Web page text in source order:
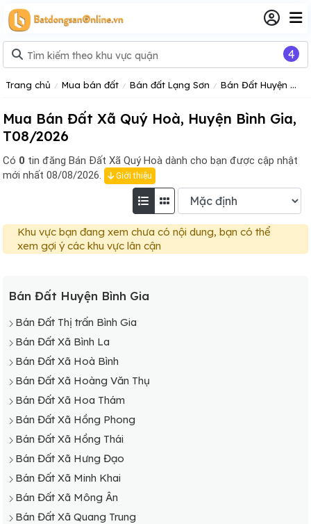
Trang chủ Mua bán đất Bán đất Lạng Sơn Bán Đất Huyện Bình Gia
Mua Bán Đất Xã Quý Hoà, Huyện Bình Gia,
T08/2026
Có 0 tin đăng Bán Đất Xã Quý Hoà dành cho bạn được cập nhật
mới nhất 08/08/2026.
Giới thiệu
Khu vực bạn đang xem chưa có nội dung, bạn có thể
xem gợi ý các khu vực lân cận
Bán Đất Huyện Bình Gia
Bán Đất Thị trấn Bình Gia
Bán Đất Xã Bình La
Bán Đất Xã Hoà Bình
Bán Đất Xã Hoàng Văn Thụ
Bán Đất Xã Hoa Thám
Bán Đất Xã Hồng Phong
Bán Đất Xã Hồng Thái
Bán Đất Xã Hưng Đạo
Bán Đất Xã Minh Khai
Bán Đất Xã Mông Ân
Bán Đất Xã Quang Trung
4